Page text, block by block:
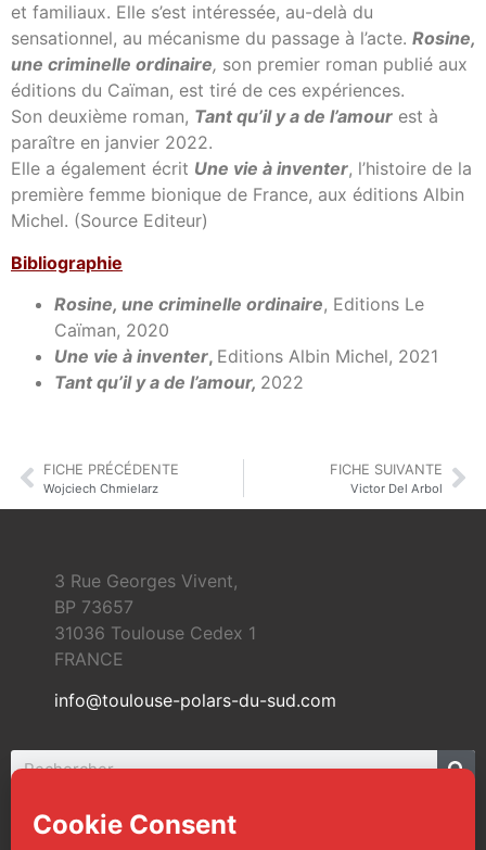
et familiaux. Elle s’est intéressée, au-delà du
sensationnel, au mécanisme du passage à l’acte. Rosine,
une criminelle ordinaire, son premier roman publié aux
éditions du Caïman, est tiré de ces expériences.
Son deuxième roman, Tant qu’il y a de l’amour est à
paraître en janvier 2022.
Elle a également écrit Une vie à inventer, l’histoire de la
première femme bionique de France, aux éditions Albin
Michel. (Source Editeur)
Bibliographie
Rosine, une criminelle ordinaire, Editions Le
Caïman, 2020
Une vie à inventer, Editions Albin Michel, 2021
Tant qu’il y a de l’amour, 2022
FICHE PRÉCÉDENTE
Wojciech Chmielarz
FICHE SUIVANTE
Victor Del Arbol
3 Rue Georges Vivent,
BP 73657
31036 Toulouse Cedex 1
FRANCE
info@toulouse-polars-du-sud.com